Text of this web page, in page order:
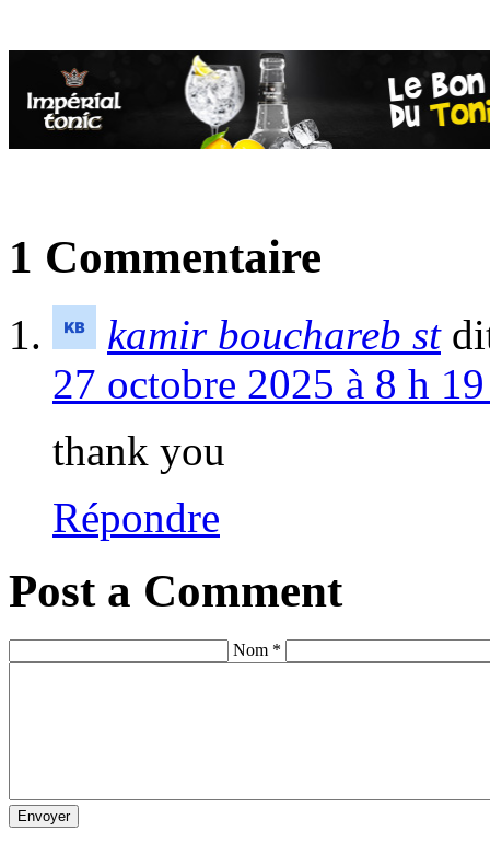
1 Commentaire
kamir bouchareb st
27 octobre 2025 à 8 h
thank you
Répondre
Post a Comment
Nom *